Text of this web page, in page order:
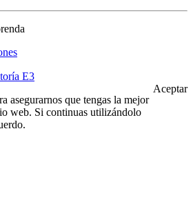
E3
asegurarnos que tengas la mejor
web. Si continuas utilizándolo
Aceptar